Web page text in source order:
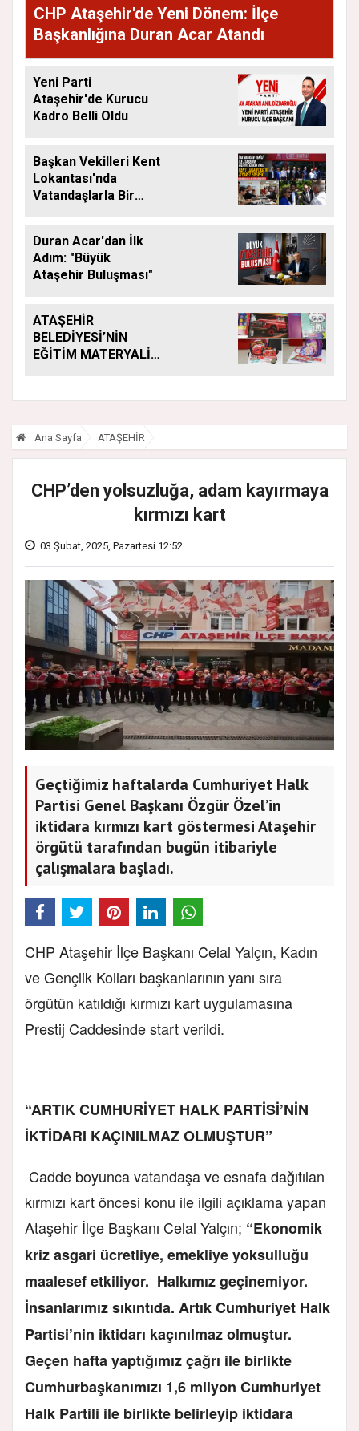
CHP Ataşehir'de Yeni Dönem: İlçe
Başkanlığına Duran Acar Atandı
Yeni Parti
Ataşehir'de Kurucu
Kadro Belli Oldu
Başkan Vekilleri Kent
Lokantası'nda
Vatandaşlarla Bir
Duran Acar'dan İlk
Adım: "Büyük
Ataşehir Buluşması"
ATAŞEHİR
BELEDİYESİ’NİN
EĞİTİM MATERYALİ
SÜRÜYOR
Ana Sayfa ATAŞEHİR
CHP’den yolsuzluğa, adam kayırmaya
kırmızı kart
03 Şubat, 2025, Pazartesi 12:52
Geçtiğimiz haftalarda Cumhuriyet Halk
Partisi Genel Başkanı Özgür Özel’in
iktidara kırmızı kart göstermesi Ataşehir
örgütü tarafından bugün itibariyle
çalışmalara başladı.
CHP Ataşehir İlçe Başkanı Celal Yalçın, Kadın
ve Gençlik Kolları başkanlarının yanı sıra
örgütün katıldığı kırmızı kart uygulamasına
Prestij Caddesinde start verildi.
“ARTIK CUMHURİYET HALK PARTİSİ’NİN
İKTİDARI KAÇINILMAZ OLMUŞTUR”
Cadde boyunca vatandaşa ve esnafa dağıtılan
kırmızı kart öncesi konu ile ilgili açıklama yapan
Ataşehir İlçe Başkanı Celal Yalçın; “Ekonomik
kriz asgari ücretliye, emekliye yoksulluğu
maalesef etkiliyor. Halkımız geçinemiyor.
İnsanlarımız sıkıntıda. Artık Cumhuriyet Halk
Partisi’nin iktidarı kaçınılmaz olmuştur.
Geçen hafta yaptığımız çağrı ile birlikte
Cumhurbaşkanımızı 1,6 milyon Cumhuriyet
Halk Partili ile birlikte belirleyip iktidara